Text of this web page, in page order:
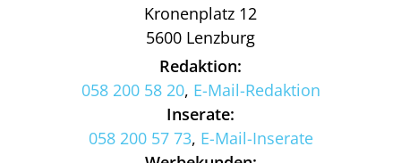
Kronenplatz 12
5600 Lenzburg
Redaktion:
058 200 58 20, E-Mail-Redaktion
Inserate:
058 200 57 73, E-Mail-Inserate